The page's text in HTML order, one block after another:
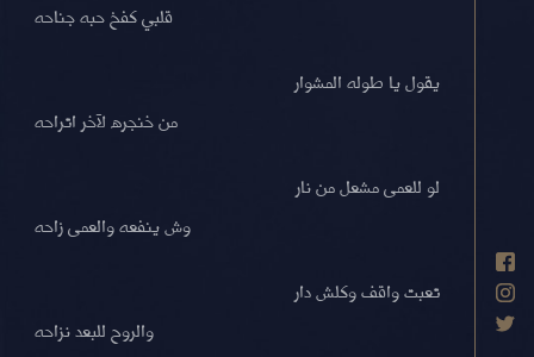
قلبي كفخ حبه جناحه
يقول يا طوله المشوار
من خنجره لآخر اتراحه
لو للعمى مشعل من نار
وش ينفعه والعمى زاحه
تعبت واقف وكلش دار
والروح للبعد نزاحه